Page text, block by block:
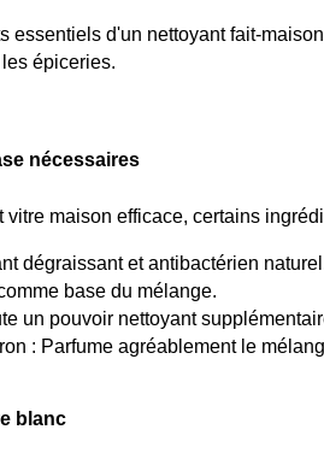
essentiels d'un nettoyant fait-
épiceries.
nécessaires
vitre maison efficace, certains
dégraissant et antibactérien
base du mélange.
un pouvoir nettoyant
: Parfume agréablement le
blanc